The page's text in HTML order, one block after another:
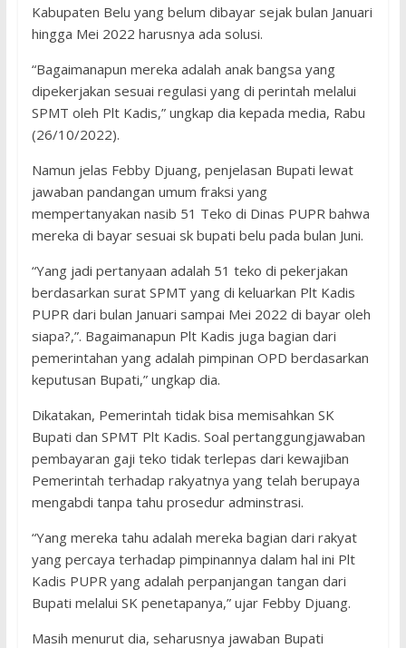
Kabupaten Belu yang belum dibayar sejak bulan Januari
hingga Mei 2022 harusnya ada solusi.
“Bagaimanapun mereka adalah anak bangsa yang
dipekerjakan sesuai regulasi yang di perintah melalui
SPMT oleh Plt Kadis,” ungkap dia kepada media, Rabu
(26/10/2022).
Namun jelas Febby Djuang, penjelasan Bupati lewat
jawaban pandangan umum fraksi yang
mempertanyakan nasib 51 Teko di Dinas PUPR bahwa
mereka di bayar sesuai sk bupati belu pada bulan Juni.
“Yang jadi pertanyaan adalah 51 teko di pekerjakan
berdasarkan surat SPMT yang di keluarkan Plt Kadis
PUPR dari bulan Januari sampai Mei 2022 di bayar oleh
siapa?,”. Bagaimanapun Plt Kadis juga bagian dari
pemerintahan yang adalah pimpinan OPD berdasarkan
keputusan Bupati,” ungkap dia.
Dikatakan, Pemerintah tidak bisa memisahkan SK
Bupati dan SPMT Plt Kadis. Soal pertanggungjawaban
pembayaran gaji teko tidak terlepas dari kewajiban
Pemerintah terhadap rakyatnya yang telah berupaya
mengabdi tanpa tahu prosedur adminstrasi.
“Yang mereka tahu adalah mereka bagian dari rakyat
yang percaya terhadap pimpinannya dalam hal ini Plt
Kadis PUPR yang adalah perpanjangan tangan dari
Bupati melalui SK penetapanya,” ujar Febby Djuang.
Masih menurut dia, seharusnya jawaban Bupati